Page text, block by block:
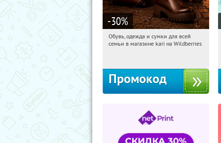
-30%
11:14:25 Получили:
Обувь, одежда и сумки для всей
семьи в магазине kari на Wildberries
Промокод